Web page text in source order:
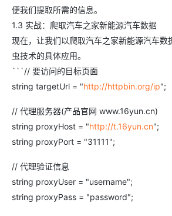
便我们提取所需的信息。
1.3 实战：爬取汽车之家新能源汽车数据
现在，让我们以爬取汽车之家新能源汽车数
虫技术的具体应用。
```// 要访问的目标页面
string targetUrl = "http://httpbin.org/ip";
// 代理服务器(产品官网 www.16yun.cn)
string proxyHost = "http://t.16yun.cn";
string proxyPort = "31111";
// 代理验证信息
string proxyUser = "username";
string proxyPass = "password";